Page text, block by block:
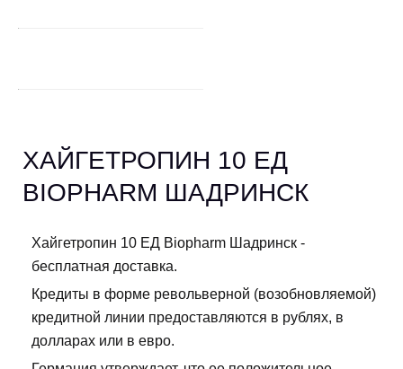
ХАЙГЕТРОПИН 10 ЕД
BIOPHARM ШАДРИНСК
Хайгетропин 10 ЕД Biopharm Шадринск -
бесплатная доставка.
Кредиты в форме револьверной (возобновляемой)
кредитной линии предоставляются в рублях, в
долларах или в евро.